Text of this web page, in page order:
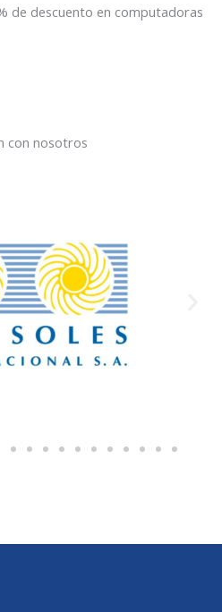
de descuento en computadoras
con nosotros